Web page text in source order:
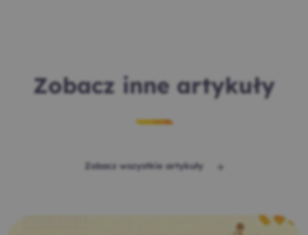
Zobacz inne artykuły
Zobacz wszystkie artykuły